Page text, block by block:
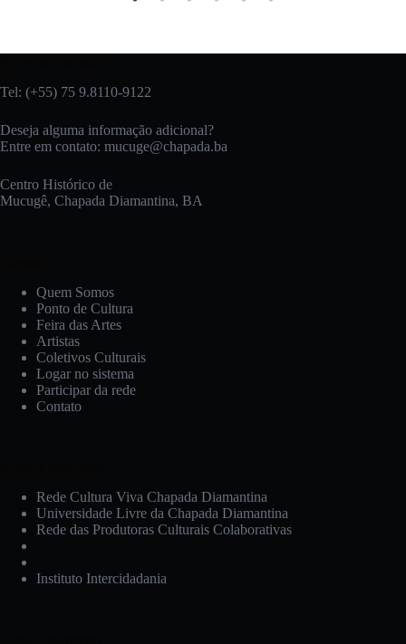
Tel: (+55) 75 9.8110-9122
Deseja alguma informação adicional?
Entre em contato: mucuge@chapada.ba
Centro Histórico de
Mucugê, Chapada Diamantina, BA
Quem Somos
Ponto de Cultura
Feira das Artes
Artistas
Coletivos Culturais
Logar no sistema
Participar da rede
Contato
Rede Cultura Viva Chapada Diamantina
Universidade Livre da Chapada Diamantina
Rede das Produtoras Culturais Colaborativas
Instituto Intercidadania